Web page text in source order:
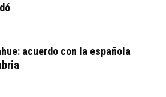
acuerdo con la española